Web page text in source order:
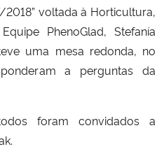
voltada à Horticultura,
PhenoGlad, Stefanía
uma mesa redonda, no
a perguntas da
foram convidados a